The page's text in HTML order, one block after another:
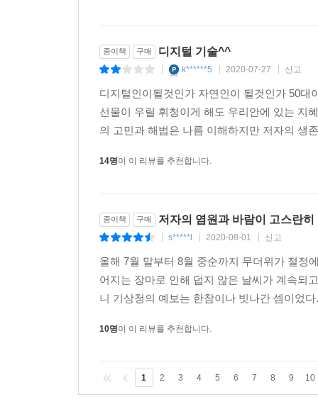
종이책 구매 디지털 기술^^
k******5 2020-07-27 신고
디지털인이될것인가 자연인이 될것인가 50
선물이 우릴 휘청이게 해도 우리안에 있는 지
의 고민과 해법은 나름 이해하지만 저자의 생
14명이 이 리뷰를 추천합니다.
종이책 구매 저자의 염원과 바람이 고스란히
s*****l 2020-08-01 신고
올해 7월 말부터 8월 중순까지 무더위가 절정
어지는 장마로 인해 덥지 않은 날씨가 계속되
니 기상청의 예보는 한참이나 빗나간 셈이었
10명이 이 리뷰를 추천합니다.
1 2 3 4 5 6 7 8 9 10